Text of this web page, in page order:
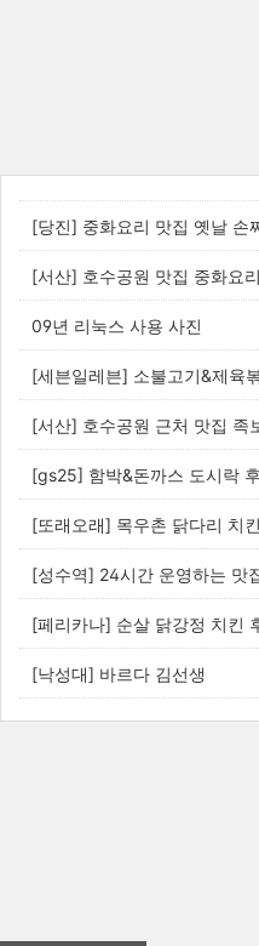
[당진] 중화요리 맛집 옛날 손
[서산] 호수공원 맛집 중화요
09년 리눅스 사용 사진
[세븐일레븐] 소불고기&제육
[서산] 호수공원 근처 맛집 족
[gs25] 함박&돈까스 도시락
[또래오래] 목우촌 닭다리 치
[성수역] 24시간 운영하는 맛
[페리카나] 순살 닭강정 치킨
[낙성대] 바르다 김선생